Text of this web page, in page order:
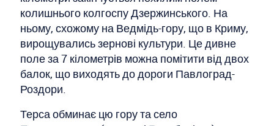
колишнього колгоспу Дзержинського. На
ньому, схожому на Ведмідь-гору, що в Криму,
вирощувались зернові культури. Це дивне
поле за 7 кілометрів можна помітити від двох
балок, що виходять до дороги Павлоград-
Роздори.
Терса обминає цю гору та село